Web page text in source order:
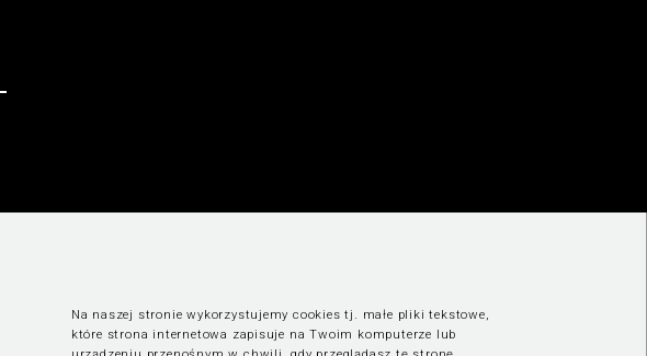
Na naszej stronie wykorzystujemy cookies tj. małe pliki tekstowe,
które strona internetowa zapisuje na Twoim komputerze lub